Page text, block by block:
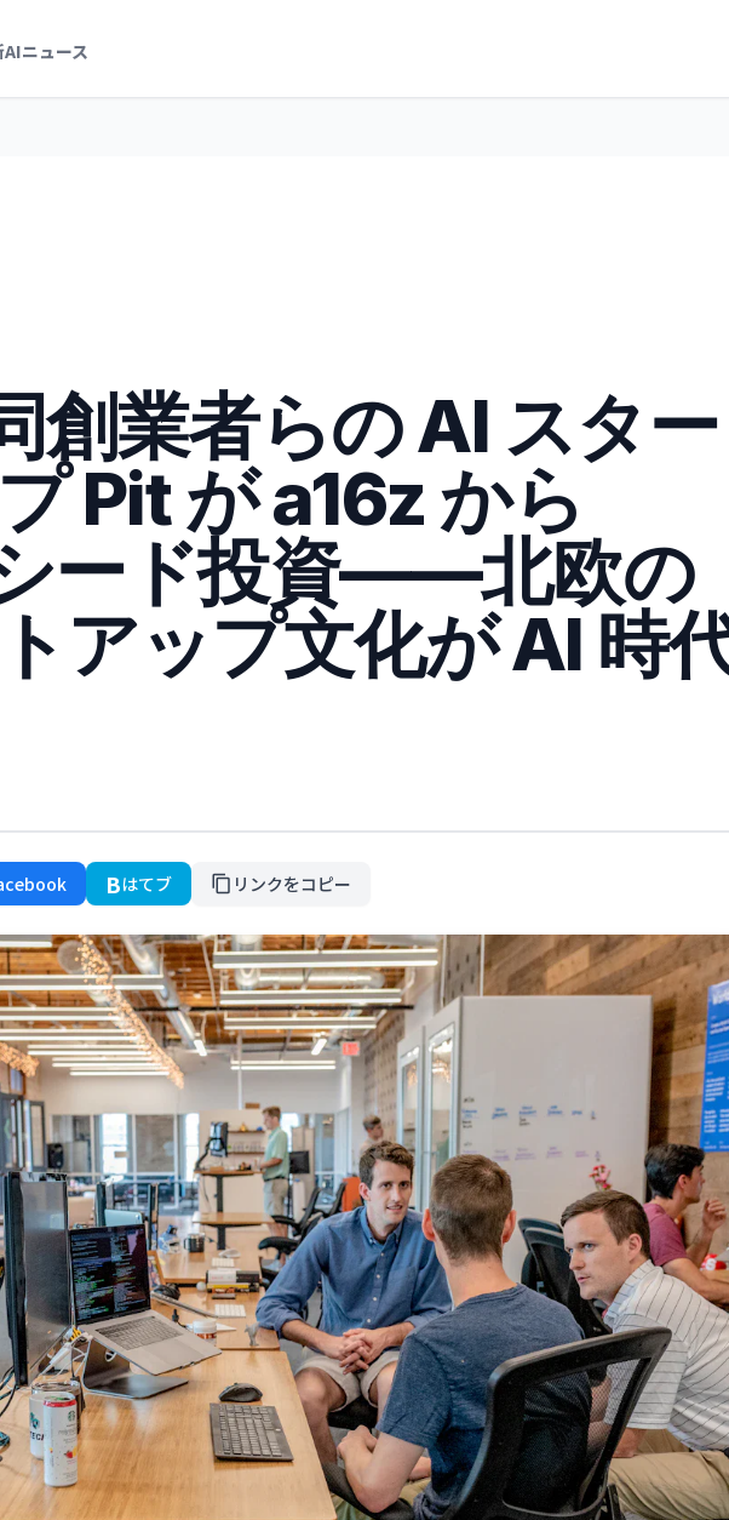
ニュース
創業者らの AI スター
Pit が a16z から
ード投資——北欧の
アップ文化が AI 時
Bはてブ リンクをコピー